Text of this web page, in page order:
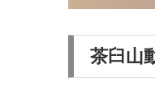
茶臼山